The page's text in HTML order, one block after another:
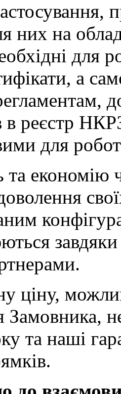
них на
для
а
в реєстр
для
та економію
ціну,
Замовника,
та наші